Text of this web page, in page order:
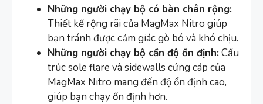
Những người chạy bộ có bàn chân rộng:
Thiết kế rộng rãi của MagMax Nitro giúp
bạn tránh được cảm giác gò bó và khó chịu.
Những người chạy bộ cần độ ổn định:Cấu
trúc sole flare và sidewalls cứng cáp của
MagMax Nitro mang đến độ ổn định cao,
giúp bạn chạy ổn định hơn.